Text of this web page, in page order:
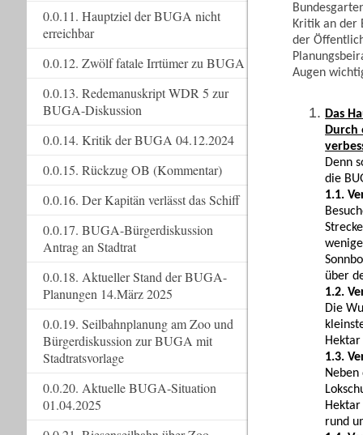
Kritik an der
der
Augen
Das
Durch
Denn
die
1.1.
über
1.2.
Die
1.3.
rund
0.0.11. Hauptziel der BUGA nicht
erreichbar
0.0.12. Zwölf fatale Irrtümer zu BUGA
0.0.13. Redemanuskript WDR 5 zur
BUGA-Diskussion
0.0.14. Kritik der BUGA 04.12.2024
0.0.15. Rückzug OB (Kommentar)
0.0.16. Der Kapitän verlässt das Schiff
0.0.17. BUGA-Bürgerdiskussion
Antrag an Stadtrat
0.0.18. Aktueller Stand der BUGA-
Planungen 14.März 2025
0.0.19. Seilbahnplanung am Zoo und
Bürgerdiskussion zur BUGA mit
Stadtratsvorlage
0.0.20. Aktuelle BUGA-Situation
01.04.2025